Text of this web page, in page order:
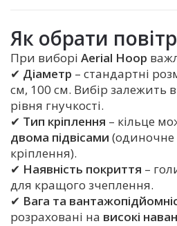
Як обрати
При виборі Aerial Hoop
✔ Діаметр – стандартні
см, 100 см. Вибір залежить
рівня гнучкості.
✔ Тип кріплення – кільце
двома підвісами (одиночне
кріплення).
✔ Наявність покриття –
для кращого зчеплення.
✔ Вага та
розраховані на високі